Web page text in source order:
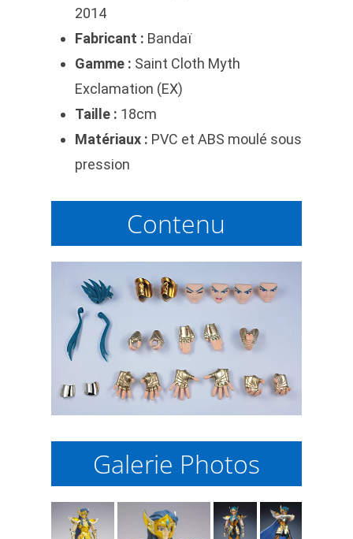
2014
Fabricant : Bandaï
Gamme : Saint Cloth Myth
Exclamation (EX)
Taille : 18cm
Matériaux : PVC et ABS moulé sous
pression
Contenu
Galerie Photos